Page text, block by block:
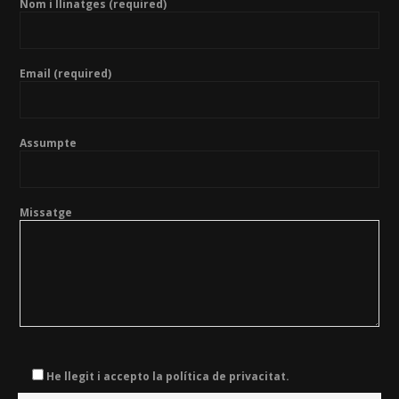
Nom i llinatges (required)
Email (required)
Assumpte
Missatge
He llegit i accepto la política de privacitat.